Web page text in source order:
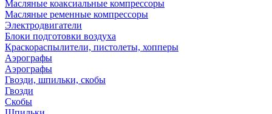
Масляные коаксиальные компрессоры
Масляные ременные компрессоры
Электродвигатели
Блоки подготовки воздуха
Краскораспылители, пистолеты, хопперы
Аэрографы
Аэрографы
Гвозди, шпильки, скобы
Гвозди
Скобы